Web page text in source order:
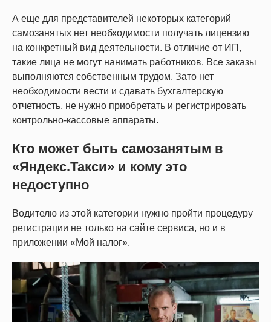
А еще для представителей некоторых категорий
самозанятых нет необходимости получать лицензию
на конкретный вид деятельности. В отличие от ИП,
такие лица не могут нанимать работников. Все заказы
выполняются собственным трудом. Зато нет
необходимости вести и сдавать бухгалтерскую
отчетность, не нужно приобретать и регистрировать
контрольно-кассовые аппараты.
Кто может быть самозанятым в
«Яндекс.Такси» и кому это
недоступно
Водителю из этой категории нужно пройти процедуру
регистрации не только на сайте сервиса, но и в
приложении «Мой налог».